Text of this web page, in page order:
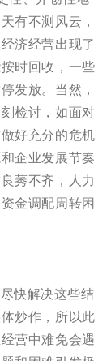
有不测风云，
济经营出现了
时回收，一些
发放。当然，
检讨，如面对
好充分的危机
企业发展节奏
莠不齐，人力
金调配周转困
快解决这些结
炒作，所以此
营中难免会遇